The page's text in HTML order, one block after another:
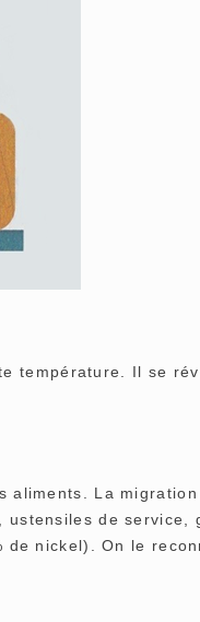
température. Il se
La migration
de service,
de nickel). On le